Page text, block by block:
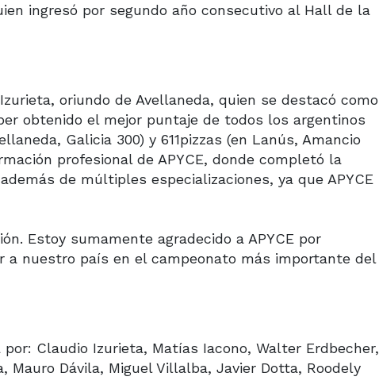
ingresó por segundo año consecutivo al Hall de la
oriundo de Avellaneda, quien se destacó como
obtenido el mejor puntaje de todos los argentinos
Galicia 300) y 611pizzas (en Lanús, Amancio
profesional de APYCE, donde completó la
de múltiples especializaciones, ya que APYCE
Estoy sumamente agradecido a APYCE por
nuestro país en el campeonato más importante del
Claudio Izurieta, Matías Iacono, Walter Erdbecher,
Mauro Dávila, Miguel Villalba, Javier Dotta, Roodely